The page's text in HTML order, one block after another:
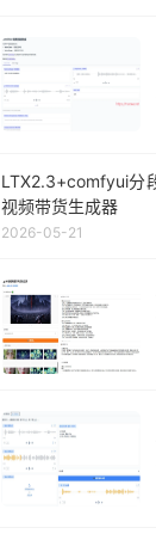
LTX2.3+comfyui分
视频带货生成器
2026-05-21